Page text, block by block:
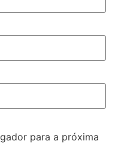
para a próxima